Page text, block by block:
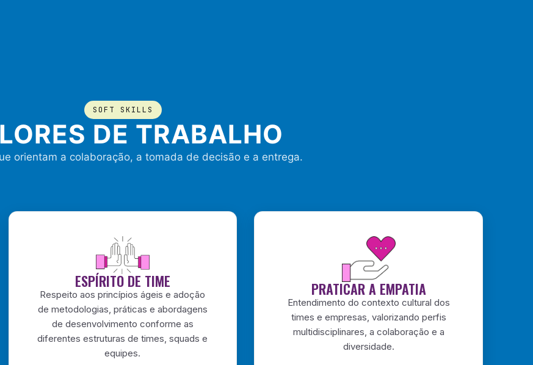
SOFT SKILLS
DE TRABALHO
orientam a colaboração, a tomada de decisão e a entrega.
ESPÍRITO DE TIME
Respeito aos princípios ágeis e adoção
de metodologias, práticas e abordagens
de desenvolvimento conforme as
diferentes estruturas de times, squads e
equipes.
PRATICAR A EMPATIA
Entendimento do contexto cultural dos
times e empresas, valorizando perfis
multidisciplinares, a colaboração e a
diversidade.